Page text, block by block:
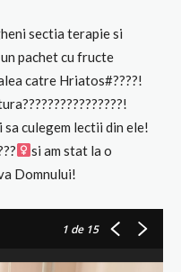
sectia terapie si
pachet cu fructe
catre Hriatos#????!
sa culegem lectii din ele!
si am stat la o
Domnului!
1 de 15